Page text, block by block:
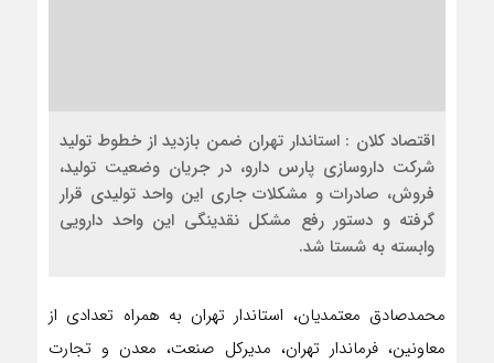
اقتصاد کلان : استاندار تهران ضمن بازدید از خطوط تولید
شرکت داروسازی پارس دارو، در جریان وضعیت تولید،
فروش، صادرات و مشکلات جاری این واحد تولیدی قرار
گرفته و دستور رفع مشکل نقدینگی این واحد دارویی
وابسته به شستا شد.
محمدصادق معتمدیان، استاندار تهران به همراه تعدادی از
معاونین، فرماندار تهران، مدیرکل صنعت، معدن و تجارت